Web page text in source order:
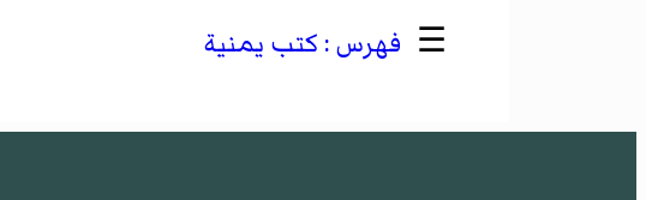
☰ كتب يمنية